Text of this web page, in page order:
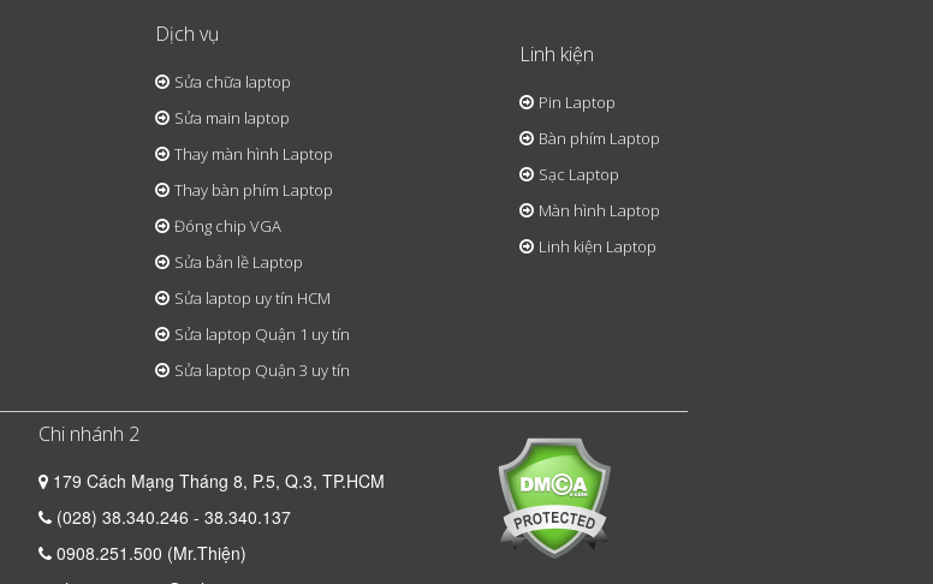
Dịch vụ
Sửa chữa laptop
Sửa main laptop
Thay màn hình Laptop
Thay bàn phím Laptop
Đóng chip VGA
Sửa bản lề Laptop
Sửa laptop uy tín HCM
Sửa laptop Quận 1 uy tín
Sửa laptop Quận 3 uy tín
Linh kiện
Pin Laptop
Bàn phím Laptop
Sạc Laptop
Màn hình Laptop
Linh kiện Laptop
Chi nhánh 2
179 Cách Mạng Tháng 8, P.5, Q.3, TP.HCM
(028) 38.340.246 - 38.340.137
0908.251.500 (Mr.Thiện)